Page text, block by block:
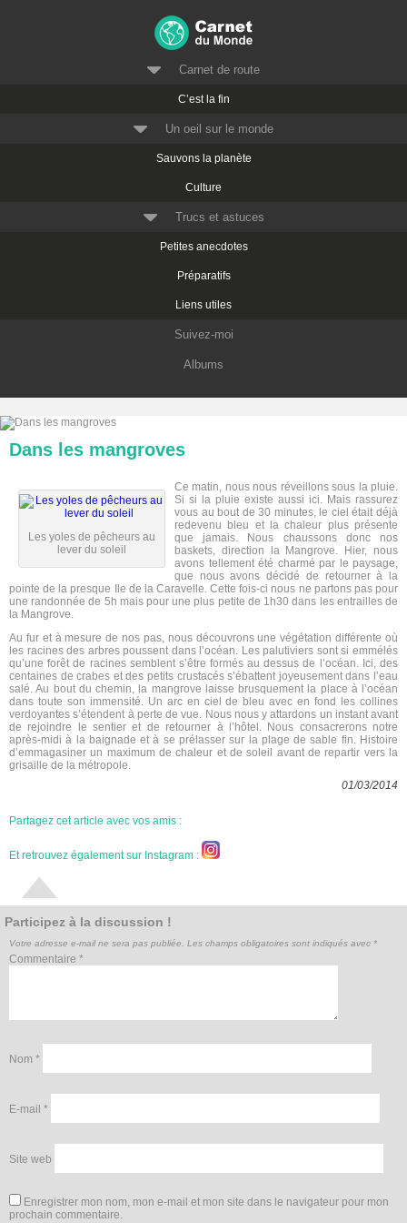
Carnet de route
C’est la fin
Un oeil sur le monde
Sauvons la planète
Culture
Trucs et astuces
Petites anecdotes
Préparatifs
Liens utiles
Suivez-moi
Albums
Dans les mangroves
Les yoles de pêcheurs au
lever du soleil
Ce matin, nous nous réveillons sous la pluie.
Si si la pluie existe aussi ici. Mais rassurez
vous au bout de 30 minutes, le ciel était déjà
redevenu bleu et la chaleur plus présente
que jamais. Nous chaussons donc nos
baskets, direction la Mangrove. Hier, nous
avons tellement été charmé par le paysage,
que nous avons décidé de retourner à la
pointe de la presque Ile de la Caravelle. Cette fois-ci nous ne partons pas pour
une randonnée de 5h mais pour une plus petite de 1h30 dans les entrailles de
la Mangrove.
Au fur et à mesure de nos pas, nous découvrons une végétation différente où
les racines des arbres poussent dans l’océan. Les palutiviers sont si emmélés
qu’une forêt de racines semblent s’être formés au dessus de l’océan. Ici, des
centaines de crabes et des petits crustacés s’ébattent joyeusement dans l’eau
salé. Au bout du chemin, la mangrove laisse brusquement la place à l’océan
dans toute son immensité. Un arc en ciel de bleu avec en fond les collines
verdoyantes s’étendent à perte de vue. Nous nous y attardons un instant avant
de rejoindre le sentier et de retourner à l’hôtel. Nous consacrerons notre
après-midi à la baignade et à se prélasser sur la plage de sable fin. Histoire
d’emmagasiner un maximum de chaleur et de soleil avant de repartir vers la
grisaille de la métropole.
01/03/2014
Partagez cet article avec vos amis :
Et retrouvez également sur Instagram :
Participez à la discussion !
Votre adresse e-mail ne sera pas publiée. Les champs obligatoires sont indiqués avec *
Commentaire *
Nom *
E-mail *
Site web
Enregistrer mon nom, mon e-mail et mon site dans le navigateur pour mon
prochain commentaire.